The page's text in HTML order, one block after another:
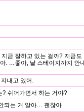
금 잘하고 있는 걸까? 지금
. …좋아, 날 스테이지까지 안
내고 있어.
? 쉬어가면서 하는 거야?
되는 거 알아… 괜찮아